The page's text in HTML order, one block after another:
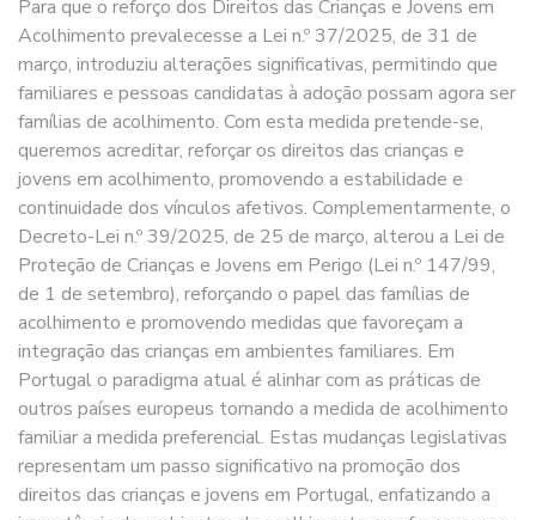
Para que o reforço dos Direitos das Crianças e Jovens em
Acolhimento prevalecesse a Lei n.º 37/2025, de 31 de
março, introduziu alterações significativas, permitindo que
familiares e pessoas candidatas à adoção possam agora ser
famílias de acolhimento. Com esta medida pretende-se,
queremos acreditar, reforçar os direitos das crianças e
jovens em acolhimento, promovendo a estabilidade e
continuidade dos vínculos afetivos. Complementarmente, o
Decreto-Lei n.º 39/2025, de 25 de março, alterou a Lei de
Proteção de Crianças e Jovens em Perigo (Lei n.º 147/99,
de 1 de setembro), reforçando o papel das famílias de
acolhimento e promovendo medidas que favoreçam a
integração das crianças em ambientes familiares. Em
Portugal o paradigma atual é alinhar com as práticas de
outros países europeus tornando a medida de acolhimento
familiar a medida preferencial. Estas mudanças legislativas
representam um passo significativo na promoção dos
direitos das crianças e jovens em Portugal, enfatizando a